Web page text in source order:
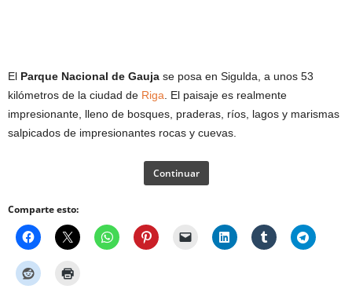
El Parque Nacional de Gauja se posa en Sigulda, a unos 53
kilómetros de la ciudad de Riga . El paisaje es realmente
impresionante, lleno de bosques, praderas, ríos, lagos y marismas
salpicados de impresionantes rocas y cuevas.
Continuar
Comparte esto: